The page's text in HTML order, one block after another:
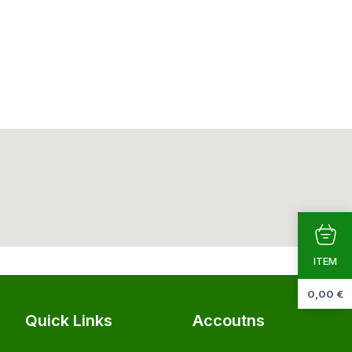
Quick Links Accoutns
ITEM
0,00 €